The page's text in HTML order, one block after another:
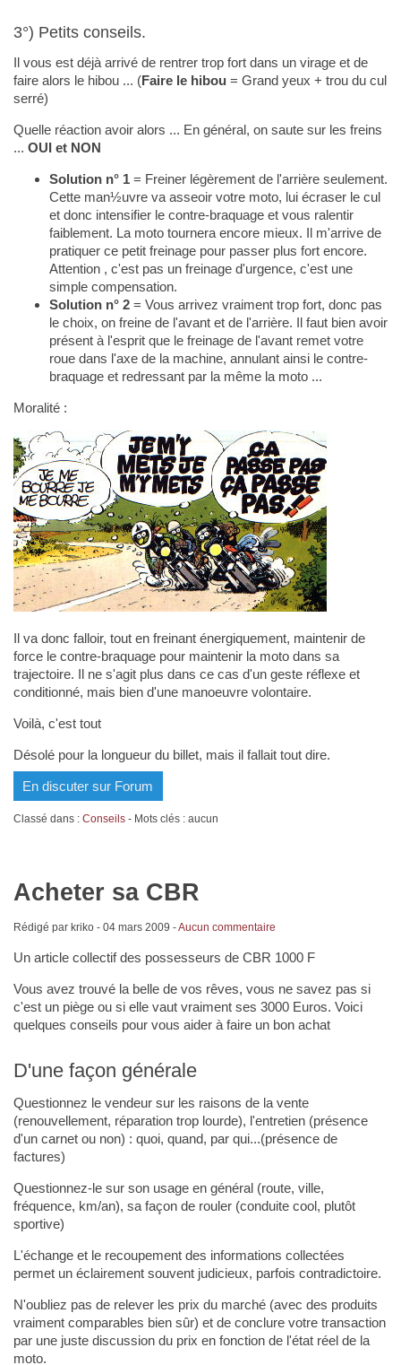
3°) Petits conseils.
Il vous est déjà arrivé de rentrer trop fort dans un virage et de
faire alors le hibou ... (Faire le hibou = Grand yeux + trou du cul
serré)
Quelle réaction avoir alors ... En général, on saute sur les freins
... OUI et NON
Solution n° 1= Freiner légèrement de l'arrière seulement.
Cette man½uvre va asseoir votre moto, lui écraser le cul
et donc intensifier le contre-braquage et vous ralentir
faiblement. La moto tournera encore mieux. Il m'arrive de
pratiquer ce petit freinage pour passer plus fort encore.
Attention , c'est pas un freinage d'urgence, c'est une
simple compensation.
Solution n° 2= Vous arrivez vraiment trop fort, donc pas
le choix, on freine de l'avant et de l'arrière. Il faut bien avoir
présent à l'esprit que le freinage de l'avant remet votre
roue dans l'axe de la machine, annulant ainsi le contre-
braquage et redressant par la même la moto ...
Moralité :
Il va donc falloir, tout en freinant énergiquement, maintenir de
force le contre-braquage pour maintenir la moto dans sa
trajectoire. Il ne s'agit plus dans ce cas d'un geste réflexe et
conditionné, mais bien d'une manoeuvre volontaire.
Voilà, c'est tout
Désolé pour la longueur du billet, mais il fallait tout dire.
En discuter sur Forum
Classé dans : Conseils- Mots clés : aucun
Acheter sa CBR
Rédigé par kriko - 04 mars 2009 -Aucun commentaire
Un article collectif des possesseurs de CBR 1000 F
Vous avez trouvé la belle de vos rêves, vous ne savez pas si
c'est un piège ou si elle vaut vraiment ses 3000 Euros. Voici
quelques conseils pour vous aider à faire un bon achat
D'une façon générale
Questionnez le vendeur sur les raisons de la vente
(renouvellement, réparation trop lourde), l'entretien (présence
d'un carnet ou non) : quoi, quand, par qui...(présence de
factures)
Questionnez-le sur son usage en général (route, ville,
fréquence, km/an), sa façon de rouler (conduite cool, plutôt
sportive)
L'échange et le recoupement des informations collectées
permet un éclairement souvent judicieux, parfois contradictoire.
N'oubliez pas de relever les prix du marché (avec des produits
vraiment comparables bien sûr) et de conclure votre transaction
par une juste discussion du prix en fonction de l'état réel de la
moto.